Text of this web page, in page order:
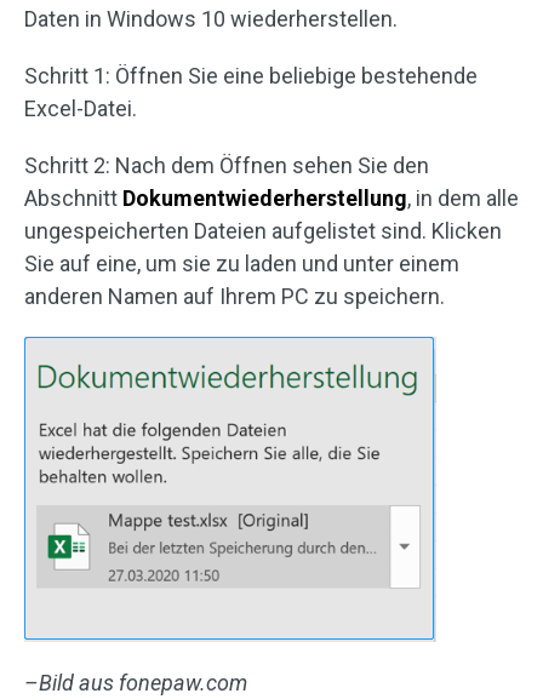
Daten in Windows 10 wiederherstellen.
Schritt 1: Öffnen Sie eine beliebige bestehende
Excel-Datei.
Schritt 2: Nach dem Öffnen sehen Sie den
Abschnitt Dokumentwiederherstellung, in dem alle
ungespeicherten Dateien aufgelistet sind. Klicken
Sie auf eine, um sie zu laden und unter einem
anderen Namen auf Ihrem PC zu speichern.
–Bild aus fonepaw.com